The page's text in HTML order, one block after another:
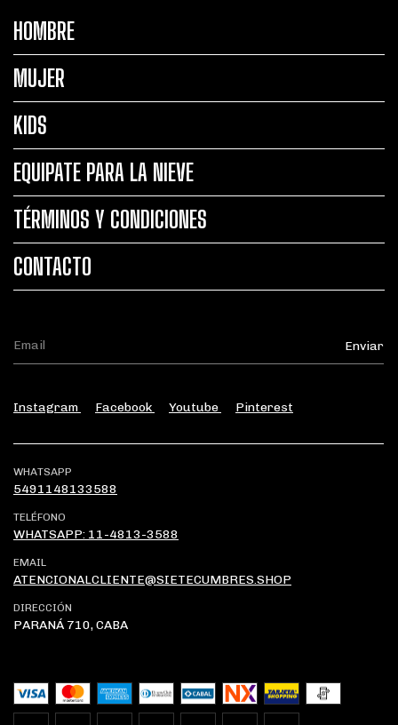
HOMBRE
MUJER
KIDS
EQUIPATE PARA LA NIEVE
TÉRMINOS Y CONDICIONES
CONTACTO
Instagram Facebook Youtube Pinterest
WHATSAPP
5491148133588
TELÉFONO
WHATSAPP: 11-4813-3588
EMAIL
ATENCIONALCLIENTE@SIETECUMBRES.SHOP
DIRECCIÓN
PARANÁ 710, CABA